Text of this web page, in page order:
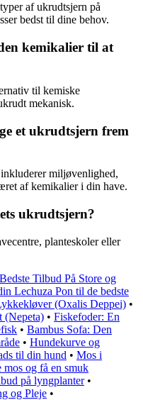
af ukrudtsjern på
bedst til dine behov.
kemikalier til at
til kemiske
mekanisk.
et ukrudtsjern frem
miljøvenlighed,
af kemikalier i din have.
ukrudtsjern?
planteskoler eller
Tilbud På Store og
Lechuza Pon til de bedste
(Oxalis Deppei) •
(Nepeta) • Fiskefoder: En
• Bambus Sofa: Den
• Hundekurve og
til din hund • Mos i
og få en smuk
på lyngplanter•
og Pleje •